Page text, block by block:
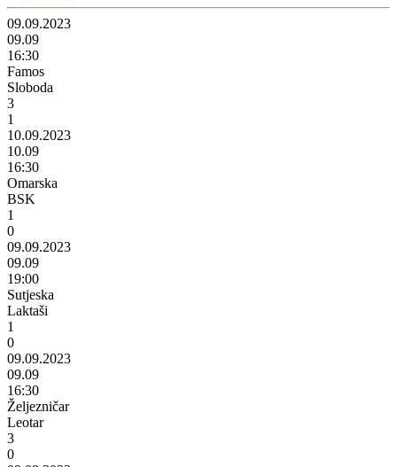
09.09.2023
09.09
16:30
Famos
Sloboda
3
1
10.09.2023
10.09
16:30
Omarska
BSK
1
0
09.09.2023
09.09
19:00
Sutjeska
Laktaši
1
0
09.09.2023
09.09
16:30
Željezničar
Leotar
3
0